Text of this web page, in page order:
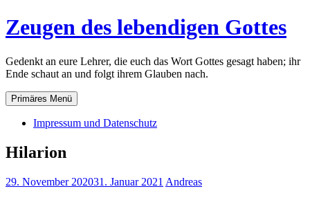
Zum
Inhalt
Zeugen des lebendigen Gottes
Gedenkt an eure Lehrer, die euch das Wort Gottes gesagt haben; ihr
Ende schaut an und folgt ihrem Glauben nach.
Primäres Menü
Impressum und Datenschutz
Hilarion
29. November 202031. Januar 2021 Andreas